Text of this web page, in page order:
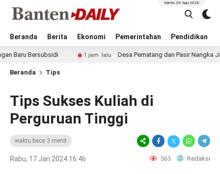
Beranda Berita Ekonomi Pemerintahan Pendidikan
Kamis, 06 Agu 2026
1 jam lalu Desa Pematang dan Pasir Nangka Jadi
Beranda Tips
Tips Sukses Kuliah di
Perguruan Tinggi
waktu baca 3 menit
Rabu, 17 Jan 2024 16:46 563 Redaksi